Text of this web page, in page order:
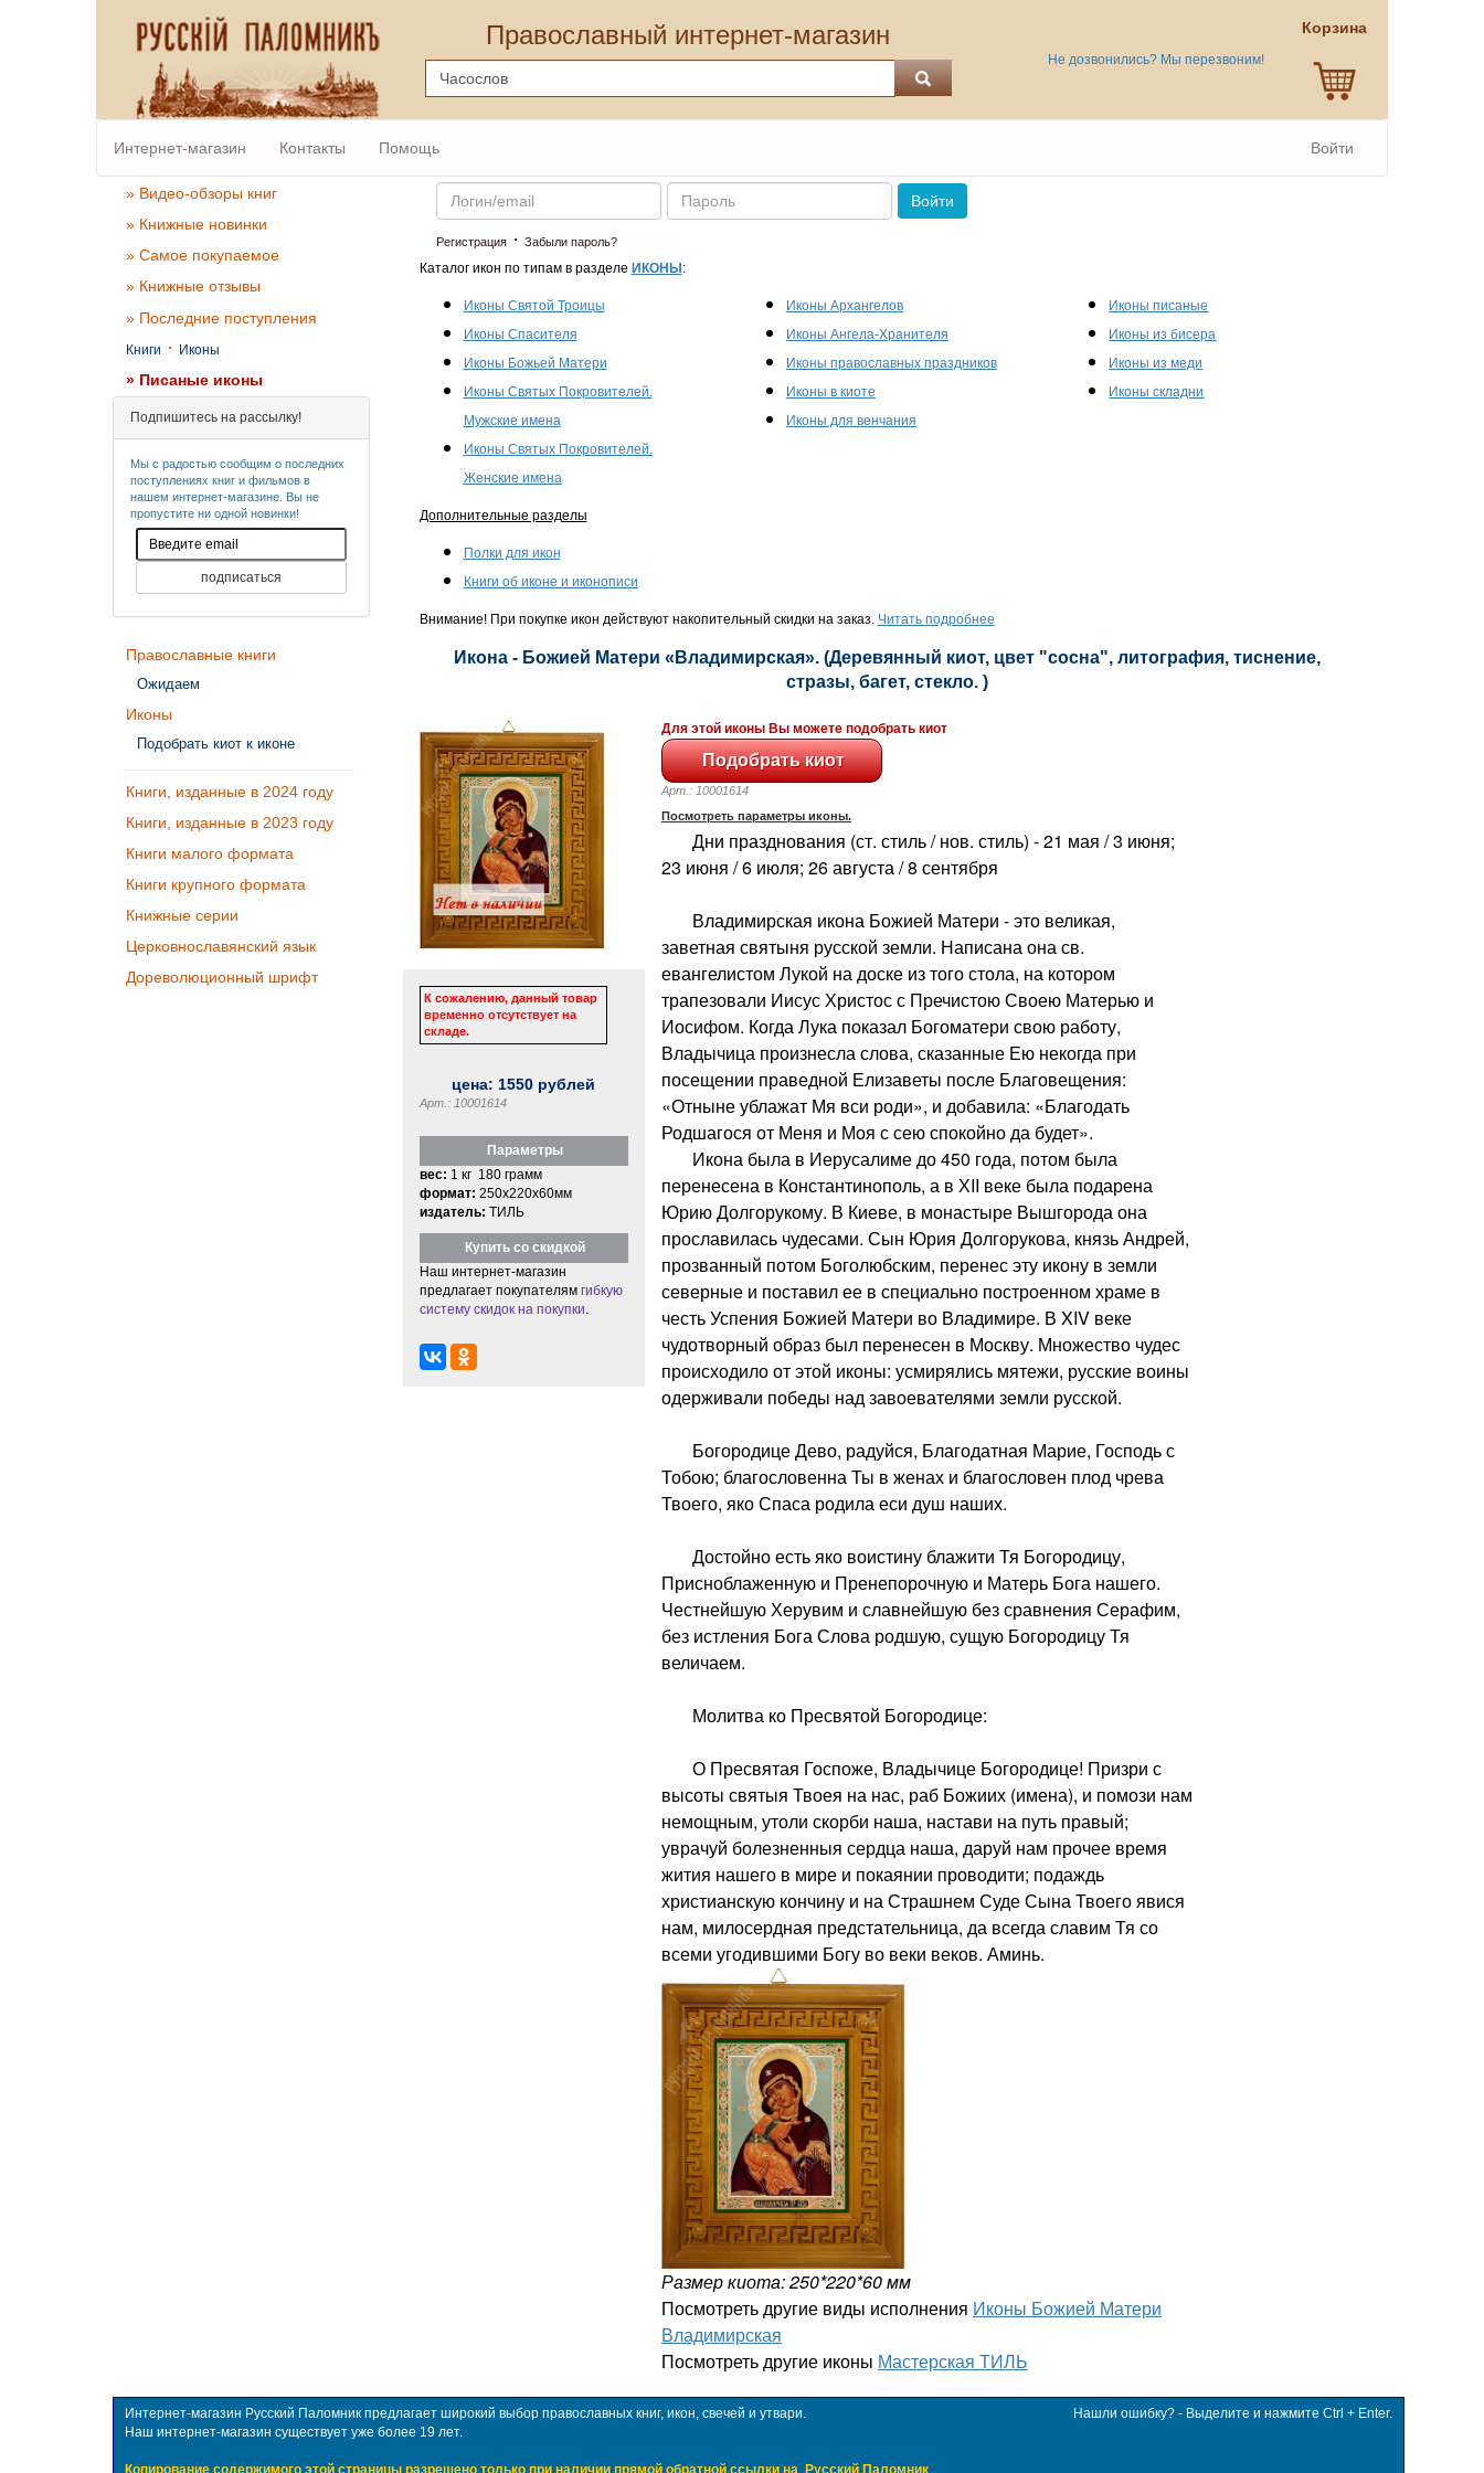
Православный интернет-магазин
Не дозвонились? Мы перезвоним!
Корзина
Интернет-магазин Контакты Помощь Войти
» Видео-обзоры книг
» Книжные новинки
» Самое покупаемое
» Книжные отзывы
» Последние поступления
Книги · Иконы
» Писаные иконы
Подпишитесь на рассылку!
Мы с радостью сообщим о последних
поступлениях книг и фильмов в
нашем интернет-магазине. Вы не
пропустите ни одной новинки!
Православные книги
Ожидаем
Иконы
Подобрать киот к иконе
Книги, изданные в 2024 году
Книги, изданные в 2023 году
Книги малого формата
Книги крупного формата
Книжные серии
Церковнославянский язык
Дореволюционный шрифт
Email Пароль
Войти
Регистрация· Забыли пароль?
Каталог икон по типам в разделе ИКОНЫ :
Иконы Святой Троицы
Иконы Спасителя
Иконы Божьей Матери
Иконы Святых Покровителей.
Мужские имена
Иконы Святых Покровителей.
Женские имена
Иконы Архангелов
Иконы Ангела-Хранителя
Иконы православных праздников
Иконы в киоте
Иконы для венчания
Иконы писаные
Иконы из бисера
Иконы из меди
Иконы складни
Дополнительные разделы
Полки для икон
Книги об иконе и иконописи
Внимание! При покупке икон действуют накопительный скидки на заказ. Читать подробнее
Икона - Божией Матери «Владимирская». (Деревянный киот, цвет "сосна", литография, тиснение,
стразы, багет, стекло. )
К сожалению, данный товар
временно отсутствует на
складе.
цена: 1550 рублей
Арт.: 10001614
Параметры
вес: 1 кг 180 грамм
формат: 250x220x60мм
издатель: ТИЛЬ
Купить со скидкой
Наш интернет-магазин
предлагает покупателям гибкую
систему скидок на покупки
Для этой иконы Вы можете подобрать киот
Арт.: 10001614
Посмотреть параметры иконы.
Дни празднования (ст. стиль / нов. стиль) - 21 мая / 3 июня;
23 июня / 6 июля; 26 августа / 8 сентября
Владимирская икона Божией Матери - это великая,
заветная святыня русской земли. Написана она св.
евангелистом Лукой на доске из того стола, на котором
трапезовали Иисус Христос с Пречистою Своею Матерью и
Иосифом. Когда Лука показал Богоматери свою работу,
Владычица произнесла слова, сказанные Ею некогда при
посещении праведной Елизаветы после Благовещения:
«Отныне ублажат Мя вси роди», и добавила: «Благодать
Родшагося от Меня и Моя с сею спокойно да будет».
Икона была в Иерусалиме до 450 года, потом была
перенесена в Константинополь, а в ХII веке была подарена
Юрию Долгорукому. В Киеве, в монастыре Вышгорода она
прославилась чудесами. Сын Юрия Долгорукова, князь Андрей,
прозванный потом Боголюбским, перенес эту икону в земли
северные и поставил ее в специально построенном храме в
честь Успения Божией Матери во Владимире. В XIV веке
чудотворный образ был перенесен в Москву. Множество чудес
происходило от этой иконы: усмирялись мятежи, русские воины
одерживали победы над завоевателями земли русской.
Богородице Дево, радуйся, Благодатная Марие, Господь с
Тобою; благословенна Ты в женах и благословен плод чрева
Твоего, яко Спаса родила еси душ наших.
Достойно есть яко воистину блажити Тя Богородицу,
Присноблаженную и Пренепорочную и Матерь Бога нашего.
Честнейшую Херувим и славнейшую без сравнения Серафим,
без истления Бога Слова родшую, сущую Богородицу Тя
величаем.
Молитва ко Пресвятой Богородице:
О Пресвятая Госпоже, Владычице Богородице! Призри с
высоты святыя Твоея на нас, раб Божиих (имена), и помози нам
немощным, утоли скорби наша, настави на путь правый;
уврачуй болезненныя сердца наша, даруй нам прочее время
жития нашего в мире и покаянии проводити; подаждь
христианскую кончину и на Страшнем Суде Сына Твоего явися
нам, милосердная предстательница, да всегда славим Тя со
всеми угодившими Богу во веки веков. Аминь.
Размер киота: 250*220*60 мм
Посмотреть другие виды исполнения Иконы Божией Матери
Владимирская
Посмотреть другие иконы Мастерская ТИЛЬ
Интернет-магазин Русский Паломник предлагает широкий выбор православных книг, икон, свечей и утвари.
Наш интернет-магазин существует уже более 19 лет.
Копирование содержимого этой страницы разрешено только при наличии прямой обратной ссылки на Русский Паломник
Нашли ошибку? - Выделите и нажмите Ctrl + Enter.